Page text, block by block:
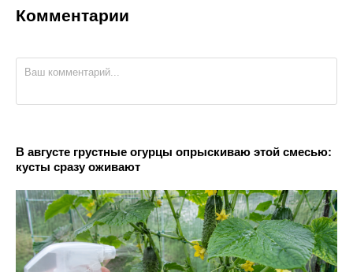
Комментарии
В августе грустные огурцы опрыскиваю этой смесью:
кусты сразу оживают